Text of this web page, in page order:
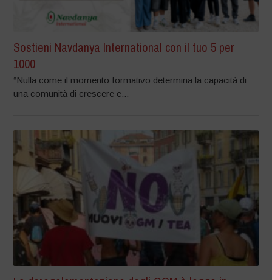
Sostieni Navdanya International con il tuo 5 per
1000
“Nulla come il momento formativo determina la capacità di
una comunità di crescere e...